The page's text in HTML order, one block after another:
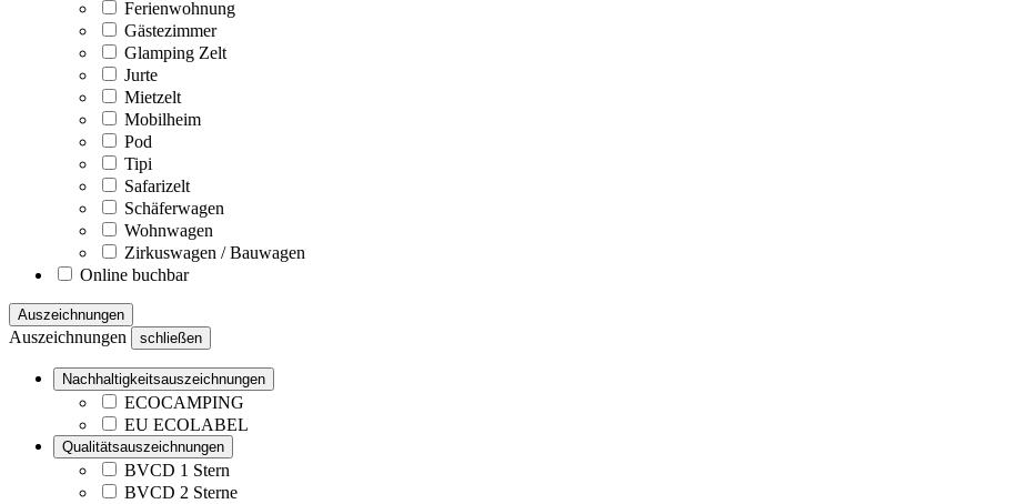
Ferienwohnung
Gästezimmer
Glamping Zelt
Jurte
Mietzelt
Mobilheim
Pod
Tipi
Safarizelt
Schäferwagen
Wohnwagen
Zirkuswagen / Bauwagen
Online buchbar
Auszeichnungen
Auszeichnungen schließen
Nachhaltigkeitsauszeichnungen
ECOCAMPING
EU ECOLABEL
Qualitätsauszeichnungen
BVCD 1 Stern
BVCD 2 Sterne